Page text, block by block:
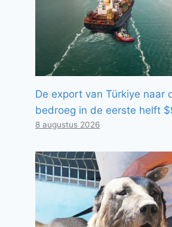
De export van Türkiye naar
bedroeg in de eerste helft
8 augustus 2026